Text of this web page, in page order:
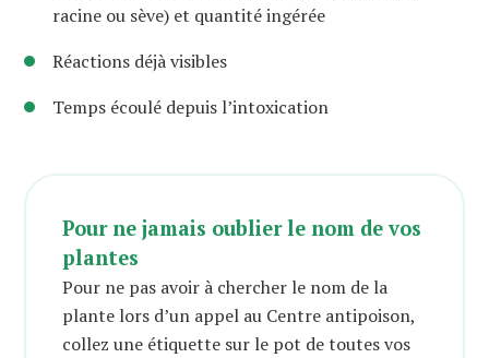
racine ou sève) et quantité ingérée
Réactions déjà visibles
Temps écoulé depuis l’intoxication
Pour ne jamais oublier le nom de vos
plantes
Pour ne pas avoir à chercher le nom de la
plante lors d’un appel au Centre antipoison,
collez une étiquette sur le pot de toutes vos